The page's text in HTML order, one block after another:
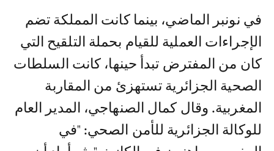
في نونبر الماضي، بينما كانت المملكة تضم
الإجراءات العملية للقيام بحملة التلقيح التي
كان من المفترض تبدأ حينها، كانت السلطات
الصحية الجزائرية تستهزئ من المقاربة
المغربية. وقال كمال الصنهاجي، المدير العام
للوكالة الجزائرية للأمن الصحي: "في